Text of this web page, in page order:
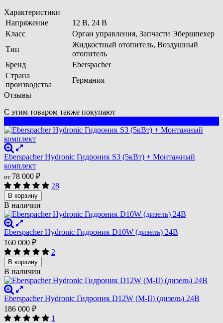
Характеристики
Напряжение
12 В, 24 В
Класс
Орган управления, Запчасти Эбершпехер
Тип
Жидкостный отопитель, Воздушный
отопитель
Бренд
Eberspacher
Страна
производства
Германия
Отзывы
С этим товаром также покупают
Eberspacher Hydronic Гидроник S3 (5кВт) + Монтажный
комплект
от 78 000 ₽
28
В корзину
В наличии
Eberspacher Hydronic Гидроник D10W (дизель) 24В
160 000 ₽
2
В корзину
В наличии
Eberspacher Hydronic Гидроник D12W (M-II) (дизель) 24В
186 000 ₽
1